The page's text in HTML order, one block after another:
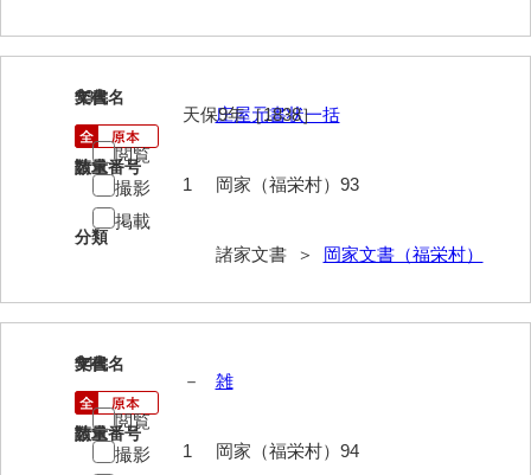
上矢田井手文書
嘉村家文書
亀田家文書
河崎家文書（旧神代村）
河田家文書
93
文書名
庄屋元書状一括
請求番号
岡家（福栄村）93
分類
諸家文書 ＞ 岡家文書（福栄村）
年代
天保9年［1838］
数量
1
閲覧
撮影
掲載
94
文書名
雑
請求番号
岡家（福栄村）94
年代
－
数量
1
閲覧
撮影